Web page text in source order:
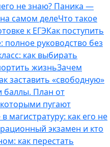
не знаю? Паника —
самом делеЧто такое
к ЕГЭКак поступить
руководство без
как выбирать
жизньЗачем
заставить «свободную»
баллы. План от
пугают
магистратуру: как его не
экзамен и кто
как перестать